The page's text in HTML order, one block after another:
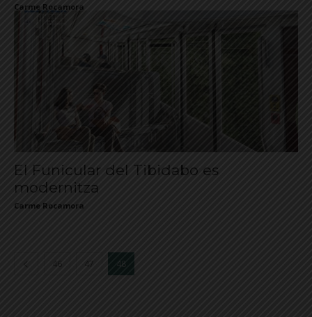
Carme Rocamora
El Funicular del Tibidabo es
modernitza
Carme Rocamora
46 47 48